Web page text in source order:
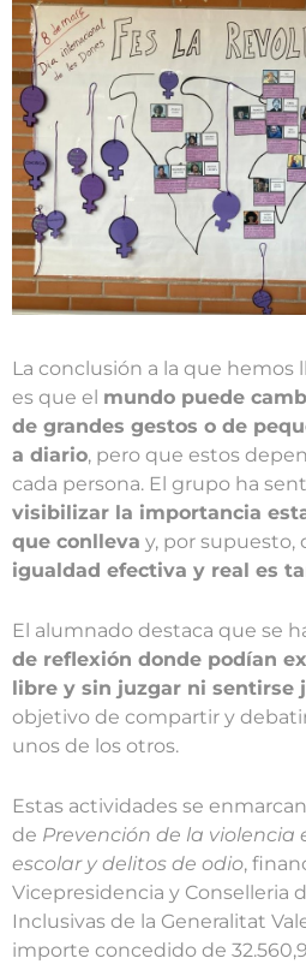
La conclusión a la que hemos
es que el mundo puede
de grandes gestos o de
a diario, pero que estos
cada persona. El grupo ha
visibilizar la importancia
que conlleva y, por supuesto,
igualdad efectiva y real es
El alumnado destaca que se
de reflexión donde podían
libre y sin juzgar ni sentirse
objetivo de compartir y
unos de los otros.
Estas actividades se
de Prevención de la violencia
escolar y delitos de odio,
Vicepresidencia y Conselleria
Inclusivas de la Generalitat
importe concedido de